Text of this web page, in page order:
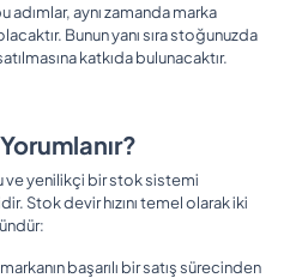
adımlar, aynı zamanda marka
Bunun yanı sıra stoğunuzda
katkıda bulunacaktır.
ve yenilikçi bir stok sistemi
Stok devir hızını temel olarak iki
başarılı bir satış sürecinden